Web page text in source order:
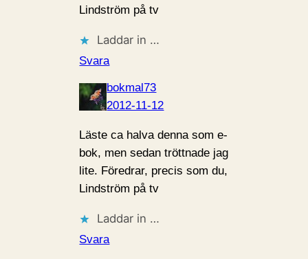
Lindström på tv
Laddar in …
Svara
bokmal73
2012-11-12
Läste ca halva denna som e-
bok, men sedan tröttnade jag
lite. Föredrar, precis som du,
Lindström på tv
Laddar in …
Svara